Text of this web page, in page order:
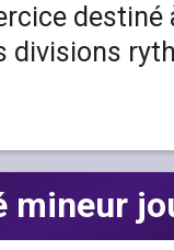
destiné
divisions
mineur